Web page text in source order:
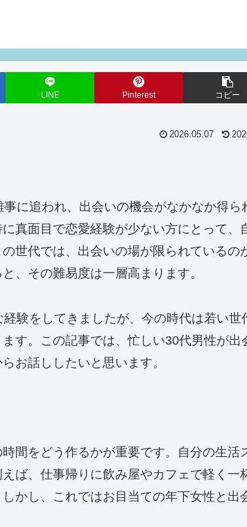
LINE Pinterest コピー
2026.05.07
に追われ、出会いの機会がなかなか得ら
真面目で恋愛経験が少ない方にとって、
世代では、出会いの場が限られているの
、その難易度は一層高まります。
験をしてきましたが、今の時代は若い世
す。この記事では、忙しい30代男性が出
お話ししたいと思います。
間をどう作るかが重要です。自分の生活
ば、仕事帰りに飲み屋やカフェで軽く一
かし、これではお目当ての年下女性と出